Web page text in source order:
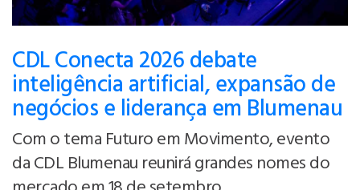
CDL Conecta 2026 debate
inteligência artificial, expansão de
negócios e liderança em Blumenau
Com o tema Futuro em Movimento, evento
da CDL Blumenau reunirá grandes nomes do